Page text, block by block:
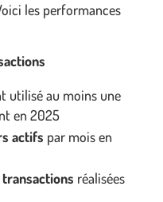
les performances
utilisé au moins une
en 2025
actifs par mois en
réalisées